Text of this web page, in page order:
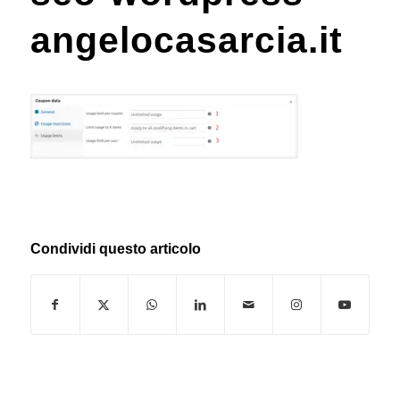
angelocasarcia.it
Condividi questo articolo